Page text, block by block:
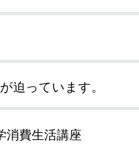
迫っています。
費生活講座